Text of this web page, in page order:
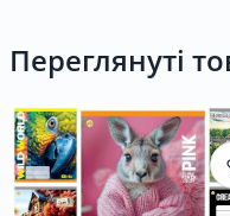
Переглянуті